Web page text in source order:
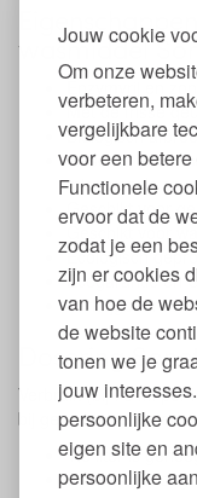
Jouw cookie
Om onze
verbeteren,
vergelijkbare
voor een
Functionele
ervoor dat de
zodat je een
zijn er cookies
van hoe de
de website
tonen we je
jouw
persoonlijke
eigen site en
persoonlijke
wasmiddel
Enzymvrij en
Met de frisse
Biologisch
Geschikt voor
microvezels en
Geschikt voor
Geschikt voor
Ecologisch
Ecogarantie en
Verkrijgbaar in
Dosering
Verbruik (bij 75 ml per
bij gemiddelde
1,5 liter is
5 liter is genoeg